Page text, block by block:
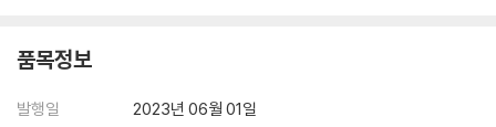
품목정보
발행일
2023년 06월 01일